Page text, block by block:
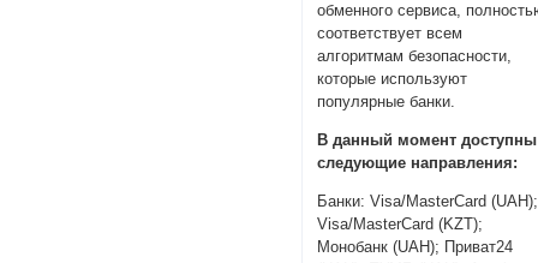
обменного сервиса,
соответствует всем
алгоритмам безопасности,
которые используют
популярные банки.
В данный момент доступны
следующие направления:
Банки: Visa/MasterCard (UAH);
Visa/MasterCard (KZT);
Монобанк (UAH); Приват24